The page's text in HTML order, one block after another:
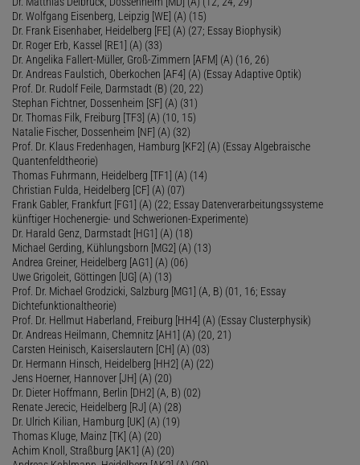
Dr. Wolfgang Eisenberg, Leipzig [WE] (A) (15)
Dr. Frank Eisenhaber, Heidelberg [FE] (A) (27; Essay Biophysik)
Dr. Roger Erb, Kassel [RE1] (A) (33)
Dr. Angelika Fallert-Müller, Groß-Zimmern [AFM] (A) (16, 26)
Dr. Andreas Faulstich, Oberkochen [AF4] (A) (Essay Adaptive Optik)
Prof. Dr. Rudolf Feile, Darmstadt (B) (20, 22)
Stephan Fichtner, Dossenheim [SF] (A) (31)
Dr. Thomas Filk, Freiburg [TF3] (A) (10, 15)
Natalie Fischer, Dossenheim [NF] (A) (32)
Prof. Dr. Klaus Fredenhagen, Hamburg [KF2] (A) (Essay Algebraische
Quantenfeldtheorie)
Thomas Fuhrmann, Heidelberg [TF1] (A) (14)
Christian Fulda, Heidelberg [CF] (A) (07)
Frank Gabler, Frankfurt [FG1] (A) (22; Essay Datenverarbeitungssysteme
künftiger Hochenergie- und Schwerionen-Experimente)
Dr. Harald Genz, Darmstadt [HG1] (A) (18)
Michael Gerding, Kühlungsborn [MG2] (A) (13)
Andrea Greiner, Heidelberg [AG1] (A) (06)
Uwe Grigoleit, Göttingen [UG] (A) (13)
Prof. Dr. Michael Grodzicki, Salzburg [MG1] (A, B) (01, 16; Essay
Dichtefunktionaltheorie)
Prof. Dr. Hellmut Haberland, Freiburg [HH4] (A) (Essay Clusterphysik)
Dr. Andreas Heilmann, Chemnitz [AH1] (A) (20, 21)
Carsten Heinisch, Kaiserslautern [CH] (A) (03)
Dr. Hermann Hinsch, Heidelberg [HH2] (A) (22)
Jens Hoerner, Hannover [JH] (A) (20)
Dr. Dieter Hoffmann, Berlin [DH2] (A, B) (02)
Renate Jerecic, Heidelberg [RJ] (A) (28)
Dr. Ulrich Kilian, Hamburg [UK] (A) (19)
Thomas Kluge, Mainz [TK] (A) (20)
Achim Knoll, Straßburg [AK1] (A) (20)